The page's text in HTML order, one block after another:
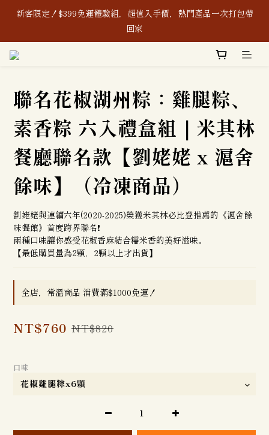
新客限定！$399免運體驗組，超值入手價，熱門產品一次打包帶
回家
新客限定！$399免運體驗組，超值入手價，熱門產品一次打包帶
回家
8/1-8/8｜消費滿$888現折$88、再贈購物金$88
本公司生產之含辣椒相關產品及其原料，皆通過「無」使用蘇丹紅
檢驗認證，敬請安心使用。
新客限定！$399免運體驗組，超值入手價，熱門產品一次打包帶
回家
聯名花椒湖州粽：雞腿粽、
素香粽 六入禮盒組｜米其林
餐廳聯名款【劉姥姥 x 滬舍
餘味】（冷凍商品）
劉姥姥與連續六年(2020-2025)榮獲米其林必比登推薦的《滬舍餘
味餐館》首度跨界聯名❗️
兩種口味讓你感受花椒香麻結合糯米香的美好滋味。
【最低購買量為2顆，2顆以上才出貨】
全店，常溫商品 消費滿$1000免運！
NT$760 NT$820
口味